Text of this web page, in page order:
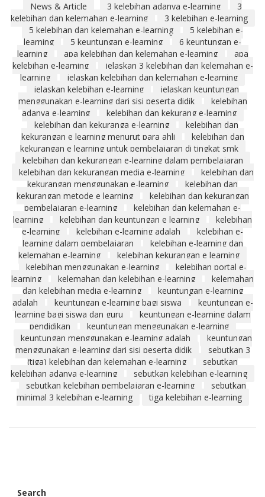
News & Article 3 kelebihan adanya e-learning
3
kelebihan dan kelemahan e-learning
3 kelebihan e-learning
5 kelebihan dan kelemahan e-learning
5 kelebihan e-
learning
5 keuntungan e-learning
6 keuntungan e-
learning
apa kelebihan dan kelemahan e-learning
apa
kelebihan e-learning
jelaskan 3 kelebihan dan kelemahan e-
learning
jelaskan kelebihan dan kelemahan e-learning
jelaskan kelebihan e-learning
jelaskan keuntungan
menggunakan e-learning dari sisi peserta didik
kelebihan
adanya e-learning
kelebihan dan kekurang e-learning
kelebihan dan kekuranga e-learning
kelebihan dan
kekurangan e learning menurut para ahli
kelebihan dan
kekurangan e learning untuk pembelajaran di tingkat smk
kelebihan dan kekurangan e-learning dalam pembelajaran
kelebihan dan kekurangan media e-learning
kelebihan dan
kekurangan menggunakan e-learning
kelebihan dan
kekurangan metode e learning
kelebihan dan kekurangan
pembelajaran e-learning
kelebihan dan kelemahan e-
learning
kelebihan dan keuntungan e learning
kelebihan
e-learning
kelebihan e-learning adalah
kelebihan e-
learning dalam pembelajaran
kelebihan e-learning dan
kelemahan e-learning
kelebihan kekurangan e learning
kelebihan menggunakan e-learning
kelebihan portal e-
learning
kelemahan dan kelebihan e-learning
kelemahan
dan kelebihan media e-learning
keuntungan e-learning
adalah
keuntungan e-learning bagi siswa
keuntungan e-
learning bagi siswa dan guru
keuntungan e-learning dalam
pendidikan
keuntungan menggunakan e-learning
keuntungan menggunakan e-learning adalah
keuntungan
menggunakan e-learning dari sisi peserta didik
sebutkan 3
(tiga) kelebihan dan kelemahan e-learning
sebutkan
kelebihan adanya e-learning
sebutkan kelebihan e-learning
sebutkan kelebihan pembelajaran e-learning
sebutkan
minimal 3 kelebihan e-learning
tiga kelebihan e-learning
Search